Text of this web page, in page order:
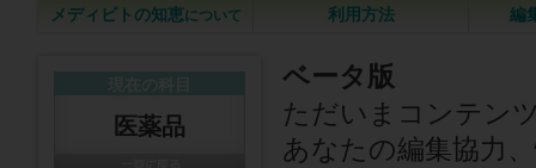
メディビトの知恵について 利用方法 編
ベータ版
ただいまコンテン
あなたの編集協力
医薬品